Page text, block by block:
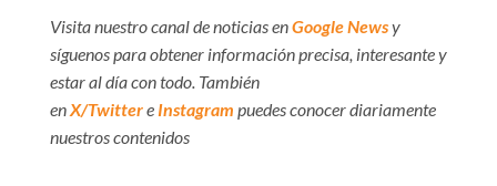
Visita nuestro canal de noticias enGoogle Newsy
síguenos para obtener información precisa, interesante y
estar al día con todo. También
enX/Twittere Instagram puedes conocer diariamente
nuestros contenidos